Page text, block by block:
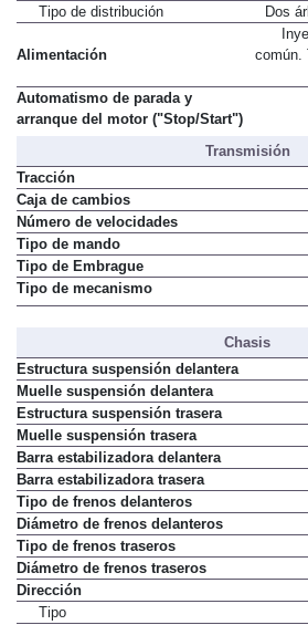
Tipo de distribución
Dos
Alimentación
común.
Automatismo de parada y
arranque del motor ("Stop/Start")
Transmisión
Tracción
Caja de cambios
Número de velocidades
Tipo de mando
Tipo de Embrague
Tipo de mecanismo
Chasis
Estructura suspensión delantera
Muelle suspensión delantera
Estructura suspensión trasera
Muelle suspensión trasera
Barra estabilizadora delantera
Barra estabilizadora trasera
Tipo de frenos delanteros
Diámetro de frenos delanteros
Tipo de frenos traseros
Diámetro de frenos traseros
Dirección
Tipo